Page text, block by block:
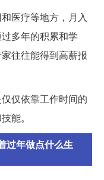
医疗等地方，月入
多年的积累和学
往往能得到高薪报
仅依靠工作时间的
能。
过年做点什么生